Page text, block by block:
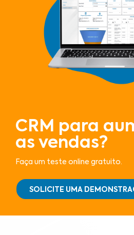
CRM para
as vendas?
Faça um teste online gratuito.
SOLICITE UMA